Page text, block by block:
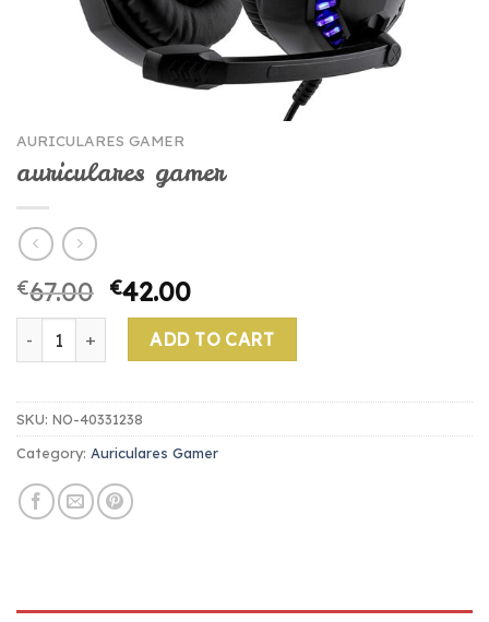
AURICULARES GAMER
auriculares gamer
€67.00 €42.00
auriculares gamer quantity
ADD TO CART
SKU: NO-40331238
Category: Auriculares Gamer